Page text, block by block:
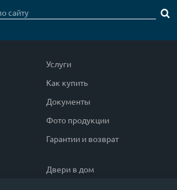
Услуги
Как купить
Документы
Фото продукции
Гарантии и возврат
Двери в дом